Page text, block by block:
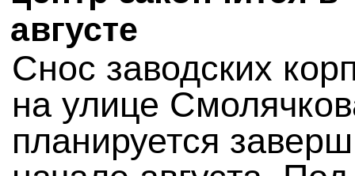
августе
Снос заводских
на улице
планируется